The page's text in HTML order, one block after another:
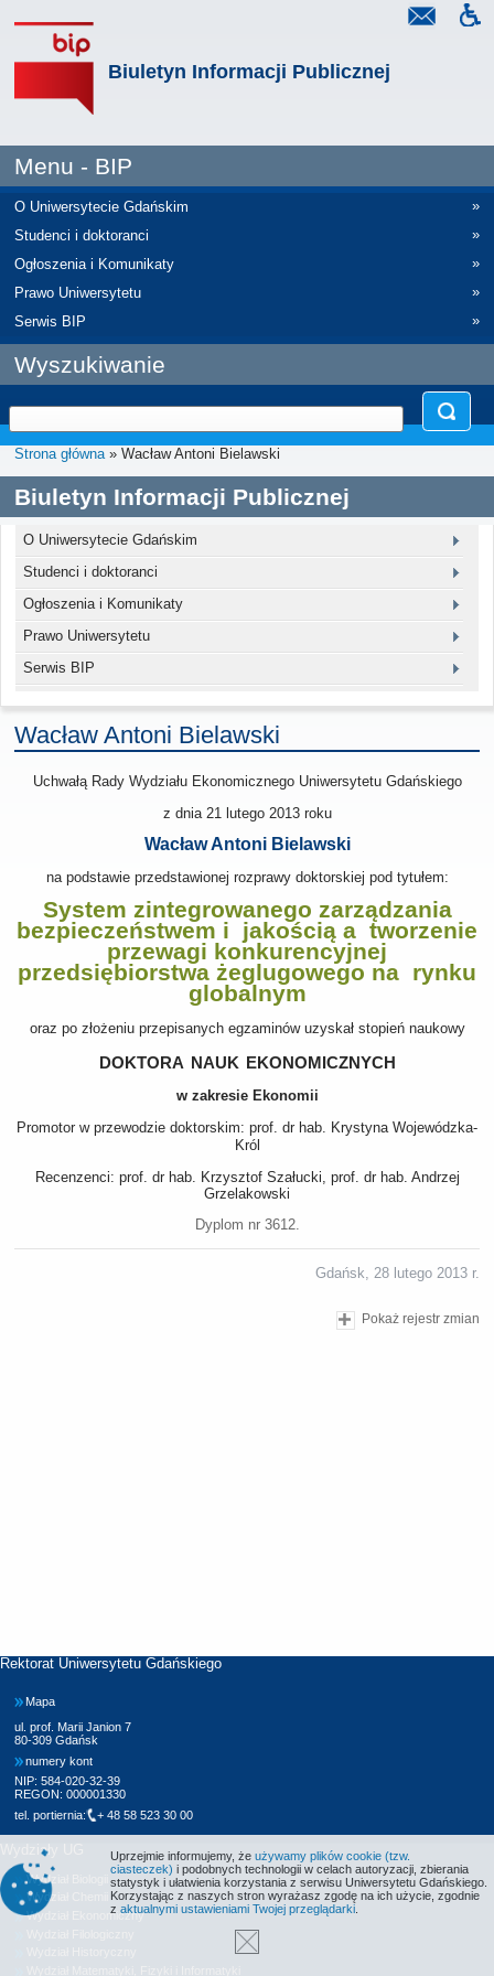
Biuletyn Informacji Publicznej
Menu - BIP
O Uniwersytecie Gdańskim
»
Studenci i doktoranci
»
Ogłoszenia i Komunikaty
»
Prawo Uniwersytetu
»
Serwis BIP
»
Wyszukiwanie
Strona główna» Wacław Antoni Bielawski
Biuletyn Informacji Publicznej
O Uniwersytecie Gdańskim
Studenci i doktoranci
Ogłoszenia i Komunikaty
Prawo Uniwersytetu
Serwis BIP
Wacław Antoni Bielawski
Uchwałą Rady Wydziału Ekonomicznego Uniwersytetu Gdańskiego
z dnia 21 lutego 2013roku
Wacław Antoni Bielawski
na podstawie przedstawionej rozprawy doktorskiej pod tytułem:
System zintegrowanego zarządzania
bezpieczeństwem i jakością a tworzenie
przewagi konkurencyjnej
przedsiębiorstwa żeglugowego na rynku
globalnym
oraz po złożeniu przepisanych egzaminów uzyskał stopień naukowy
doktora nauk ekonomicznych
w zakresie Ekonomii
Promotor w przewodzie doktorskim: prof. dr hab. Krystyna Wojewódzka-
Król
Recenzenci: prof. dr hab. Krzysztof Szałucki, prof. dr hab. Andrzej
Grzelakowski
Dyplom nr 3612.
Gdańsk, 28 lutego 2013 r.
Pokaż rejestr zmian
Rektorat Uniwersytetu Gdańskiego
Mapa
ul. prof. Marii Janion 7
80-309 Gdańsk
numery kont
NIP: 584-020-32-39
REGON: 000001330
tel. portiernia:
+ 48 58 523 30 00
Wydziały UG
Wydział Biologii
Wydział Chemii
Wydział Ekonomiczny
Uprzejmie informujemy, że używamy plików cookie (tzw.
ciasteczek) i podobnych technologii w celach autoryzacji, zbierania
statystyk i ułatwienia korzystania z serwisu Uniwersytetu Gdańskiego.
Korzystając z naszych stron wyrażasz zgodę na ich użycie, zgodnie
z aktualnymi ustawieniami Twojej przeglądarki